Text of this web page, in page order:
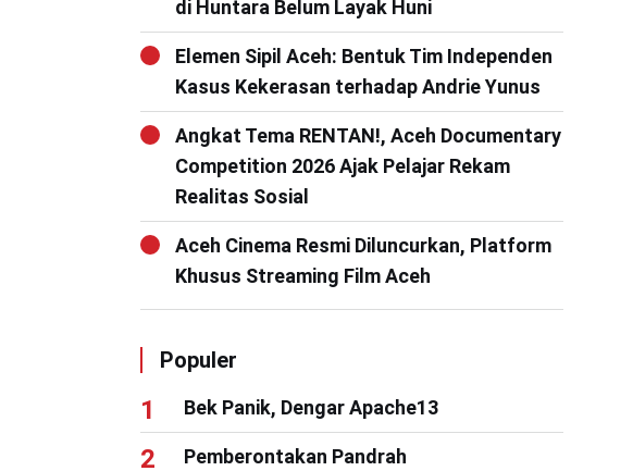
di Huntara Belum Layak Huni
Elemen Sipil Aceh: Bentuk Tim Independen
Kasus Kekerasan terhadap Andrie Yunus
Angkat Tema RENTAN!, Aceh Documentary
Competition 2026 Ajak Pelajar Rekam
Realitas Sosial
Aceh Cinema Resmi Diluncurkan, Platform
Khusus Streaming Film Aceh
Populer
Bek Panik, Dengar Apache13
Pemberontakan Pandrah